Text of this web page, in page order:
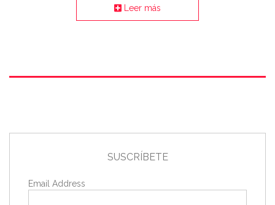
Leer más
SUSCRÍBETE
Email Address